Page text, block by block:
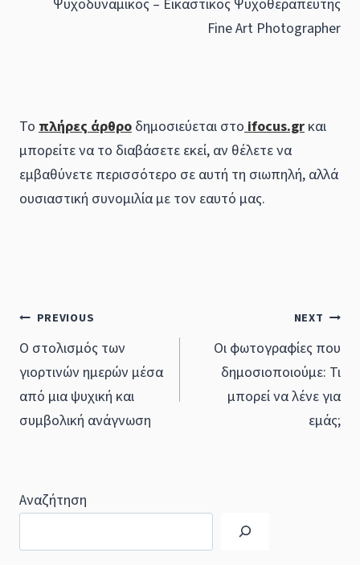
Ψυχοδυναμικός – Εικαστικός Ψυχοθεραπευτής
Fine Art Photographer
Το πλήρες άρθρο δημοσιεύεται στοifocus.gr και
μπορείτε να το διαβάσετε εκεί, αν θέλετε να
εμβαθύνετε περισσότερο σε αυτή τη σιωπηλή, αλλά
ουσιαστική συνομιλία με τον εαυτό μας.
Post
navigation
PREVIOUS
Ο στολισμός των
γιορτινών ημερών μέσα
από μια ψυχική και
συμβολική ανάγνωση
NEXT
Οι φωτογραφίες που
δημοσιοποιούμε: Τι
μπορεί να λένε για
εμάς;
Αναζήτηση